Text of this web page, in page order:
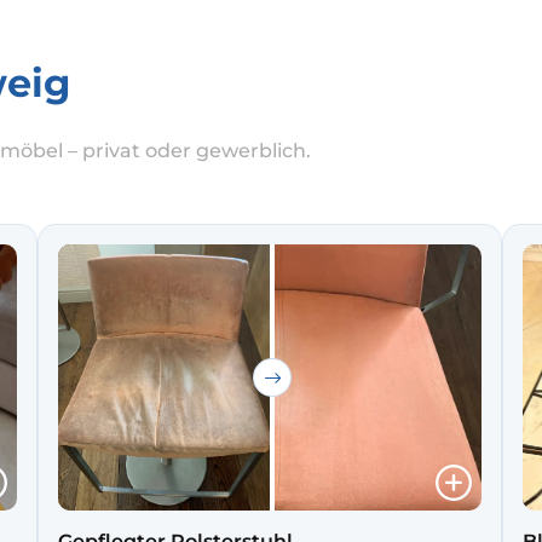
– privat oder gewerblich.